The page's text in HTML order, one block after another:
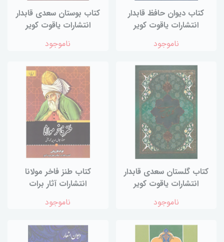
کتاب دیوان حافظ قابدار
انتشارات یاقوت کویر
ناموجود
کتاب بوستان سعدی قابدار
انتشارات یاقوت کویر
ناموجود
کتاب گلستان سعدی قابدار
انتشارات یاقوت کویر
ناموجود
کتاب طنز فاخر مولانا
انتشارات آثار برات
ناموجود